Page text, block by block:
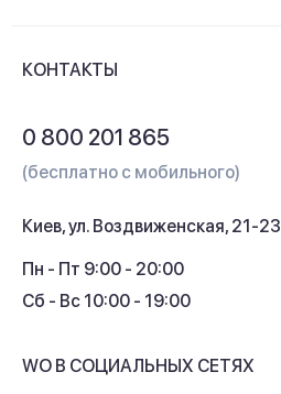
Контакты
Кэшбек
КОНТАКТЫ
0 800 201 865
(бесплатно с мобильного)
Киев, ул. Воздвиженская, 21-23
Пн - Пт 9:00 - 20:00
Сб - Вс 10:00 - 19:00
WO В СОЦИАЛЬНЫХ СЕТЯХ